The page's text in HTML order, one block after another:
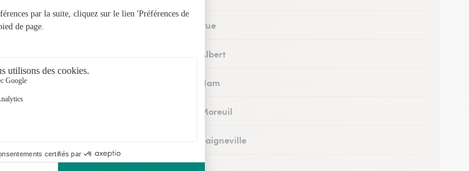
Fleuristes à Rue
Fleuristes à Albert
Fleuristes à Ham
Fleuristes à Moreuil
Fleuristes à Saigneville